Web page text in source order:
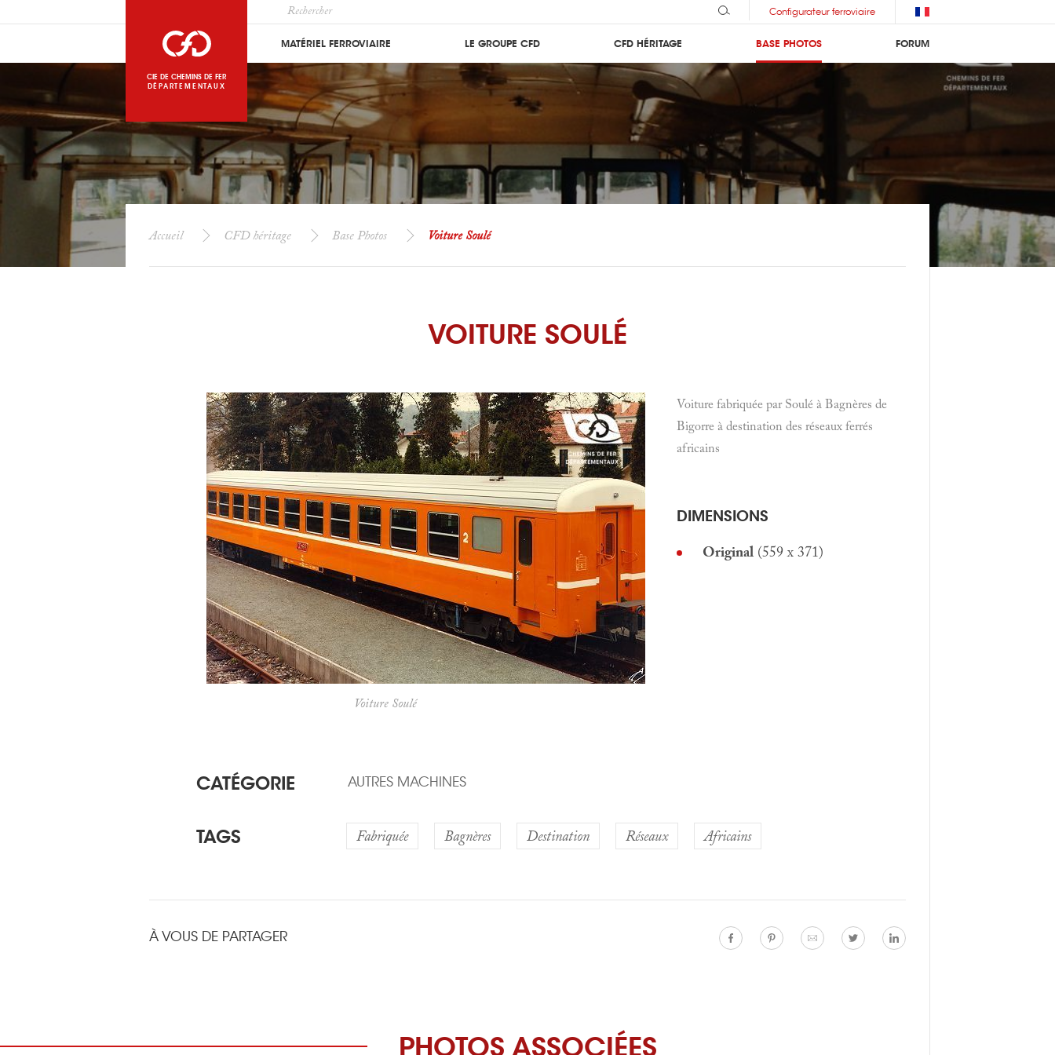
CIE DE CHEMINS DE FER
DÉPARTEMENTAUX
Configurateur ferroviaire
MATÉRIEL FERROVIAIRE LE GROUPE CFD CFD HÉRITAGE BASE PHOTOS FORUM
Accueil CFD héritage Base Photos Voiture Soulé
VOITURE SOULÉ
Voiture fabriquée par Soulé à Bagnères de
Bigorre à destination des réseaux ferrés
africains
DIMENSIONS
Original (559 x 371)
Voiture Soulé
CATÉGORIE AUTRES MACHINES
TAGS Fabriquée Bagnères Destination Réseaux Africains
À VOUS DE PARTAGER
PHOTOS ASSOCIÉES